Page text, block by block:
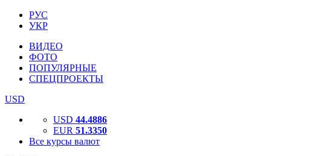
РУС
УКР
ВИДЕО
ФОТО
ПОПУЛЯРНЫЕ
СПЕЦПРОЕКТЫ
USD
USD 44.4886
EUR 51.3350
Все курсы валют